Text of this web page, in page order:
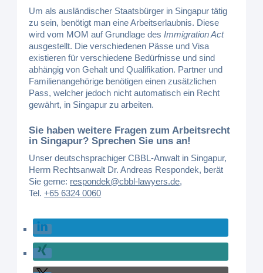
Um als ausländischer Staatsbürger in Singapur tätig
zu sein, benötigt man eine Arbeitserlaubnis. Diese
wird vom MOM auf Grundlage des Immigration Act
ausgestellt. Die verschiedenen Pässe und Visa
existieren für verschiedene Bedürfnisse und sind
abhängig von Gehalt und Qualifikation. Partner und
Familienangehörige benötigen einen zusätzlichen
Pass, welcher jedoch nicht automatisch ein Recht
gewährt, in Singapur zu arbeiten.
Sie haben weitere Fragen zum Arbeitsrecht
in Singapur? Sprechen Sie uns an!
Unser deutschsprachiger CBBL-Anwalt in Singapur,
Herrn Rechtsanwalt Dr. Andreas Respondek, berät
Sie gerne: respondek@cbbl-lawyers.de,
Tel.+65 6324 0060